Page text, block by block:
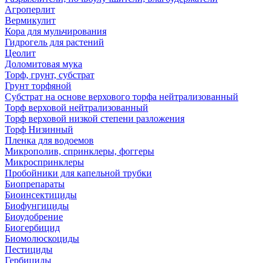
Агроперлит
Вермикулит
Кора для мульчирования
Гидрогель для растений
Цеолит
Доломитовая мука
Торф, грунт, субстрат
Грунт торфяной
Субстрат на основе верхового торфа нейтрализованный
Торф верховой нейтрализованный
Торф верховой низкой степени разложения
Торф Низинный
Пленка для водоемов
Микрополив, спринклеры, фоггеры
Микроспринклеры
Пробойники для капельной трубки
Биопрепараты
Биоинсектициды
Биофунгициды
Биоудобрение
Биогербицид
Биомолюскоциды
Пестициды
Гербициды